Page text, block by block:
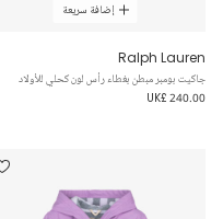
إضافة سريعة
Ralph Lauren
جاكيت بومبر مبطن بغطاء رأس لون كحلي للأولاد
UK£ 240.00